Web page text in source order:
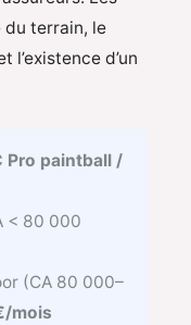
terrain, le
l’existence d’un
paintball /
< 80 000
(CA 80 000–
mois